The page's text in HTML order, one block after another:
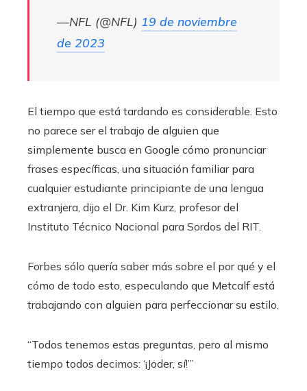
—NFL (@NFL) 19 de noviembre
de 2023
El tiempo que está tardando es considerable. Esto
no parece ser el trabajo de alguien que
simplemente busca en Google cómo pronunciar
frases específicas, una situación familiar para
cualquier estudiante principiante de una lengua
extranjera, dijo el Dr. Kim Kurz, profesor del
Instituto Técnico Nacional para Sordos del RIT.
Forbes sólo quería saber más sobre el por qué y el
cómo de todo esto, especulando que Metcalf está
trabajando con alguien para perfeccionar su estilo.
“Todos tenemos estas preguntas, pero al mismo
tiempo todos decimos: ‘¡Joder, sí!’”